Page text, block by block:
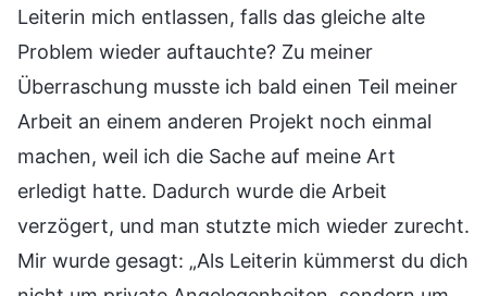
Leiterin mich entlassen, falls das gleiche alte
Problem wieder auftauchte? Zu meiner
Überraschung musste ich bald einen Teil meiner
Arbeit an einem anderen Projekt noch einmal
machen, weil ich die Sache auf meine Art
erledigt hatte. Dadurch wurde die Arbeit
verzögert, und man stutzte mich wieder zurecht.
Mir wurde gesagt: „Als Leiterin kümmerst du dich